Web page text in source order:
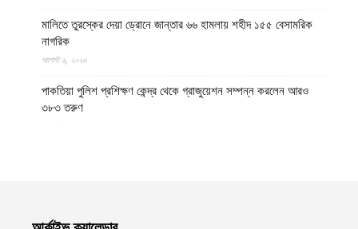
মালিতে তুরস্কের দেয়া ড্রোনে জান্তার ৬৬ হামলায় শহীদ ১৫৫ বেসামরিক
নাগরিক
আগস্ট ৬, ২০২৬
পাকতিয়া পুলিশ প্রশিক্ষণ কেন্দ্র থেকে গ্রাজুয়েশন সম্পন্ন করলেন আরও
৩৮৩ তরুণ
আগস্ট ৬, ২০২৬
স্বাস্থ্যসেবার মান উন্নয়নে আধুনিক জ্ঞান ও বৈজ্ঞানিক গবেষণার ওপর